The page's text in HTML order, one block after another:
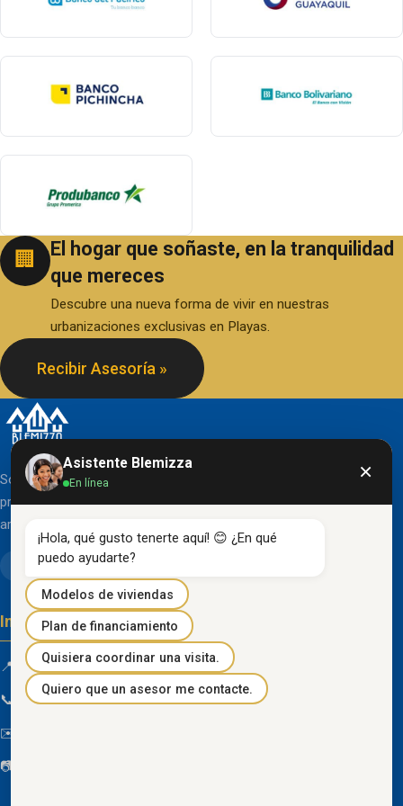
🏢
El hogar que soñaste, en la tranquilidad
que mereces
Descubre una nueva forma de vivir en nuestras
urbanizaciones exclusivas en Playas.
Recibir Asesoría »
Somos una organización líder en el desarrollo de
proyectos inmobiliarios que destacan por su diseño
arquitectónico clásico y acabados de primera línea.
Información de contacto
📍 Km 85 Vía Progreso, Playas, Guayas, Ecuador
📞 096 934 4318
✉️
📷
Asistente Blemizza
En línea ×
¡Hola, qué gusto tenerte aquí! 😊 ¿En qué
puedo ayudarte?
Modelos de viviendas
Plan de financiamiento
Quisiera coordinar una visita.
Quiero que un asesor me contacte.